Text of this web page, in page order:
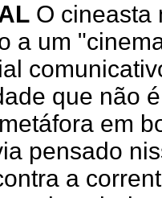
O cineasta
a um
que não
em
pensado
a